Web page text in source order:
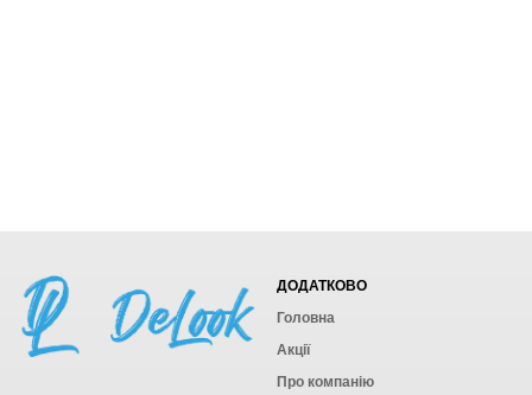
ДОДАТКОВО
Головна
Акції
Про компанію